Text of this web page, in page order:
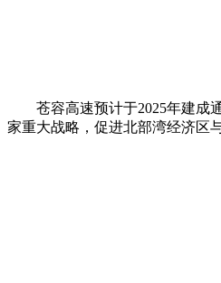
苍容高速预计于2025年建成通
家重大战略，促进北部湾经济区